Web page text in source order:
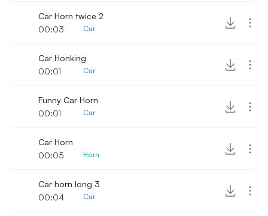
Car Horn twice 2
00:03
Car
Car Honking
00:01
Car
Funny Car Horn
00:01
Car
Car Horn
00:05
Horn
Car horn long 3
00:04
Car